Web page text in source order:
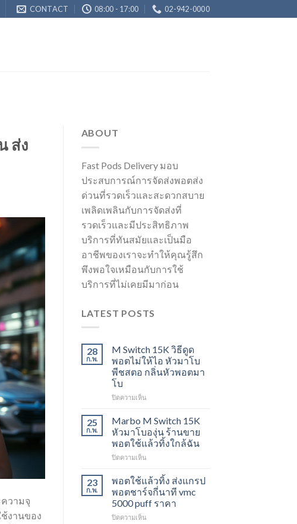
CONTACT 08:00 - 17:00 02-942-0000
ส่ง
วามจุ
งานของ
ABOUT
Fast Pods Delivery มอบ
ประสบการณ์การจัดส่งพอตส่ง
ด่วนที่รวดเร็วและสะดวกสบาย
เพลิดเพลินกับการจัดส่งที่
รวดเร็วและมีประสิทธิภาพ
บริการที่ทันสมัยและเป็นมือ
อาชีพของเราจะทำให้คุณรู้สึก
พึงพอใจเหมือนกับการใช้
บริการที่ไม่เคยมีมาก่อน
LATEST POSTS
28
ก.พ.
M Switch 15K วิธีดูด
พอตไม่ให้ไอ หัวมาโบ
พีชสตอ กลิ่นหัวพอตมา
โบ
ปิดความเห็นบน
Switch
15K
วิธี
ดูด
พอต
ให้
ไอ
หัว
มา
โบ
25
ก.พ.
Marbo M Switch 15K
หัวมาโบองุ่น ร้านขาย
พอตใช้แล้วทิ้งใกล้ฉัน
ปิดความเห็นบน
M
Switch
15K
หัว
มา
23
ก.พ.
พอตใช้แล้วทิ้ง ส่งแกรป
พอตชาร์จกี่นาที vmc
5000 puff ราคา
ปิดความเห็นบน